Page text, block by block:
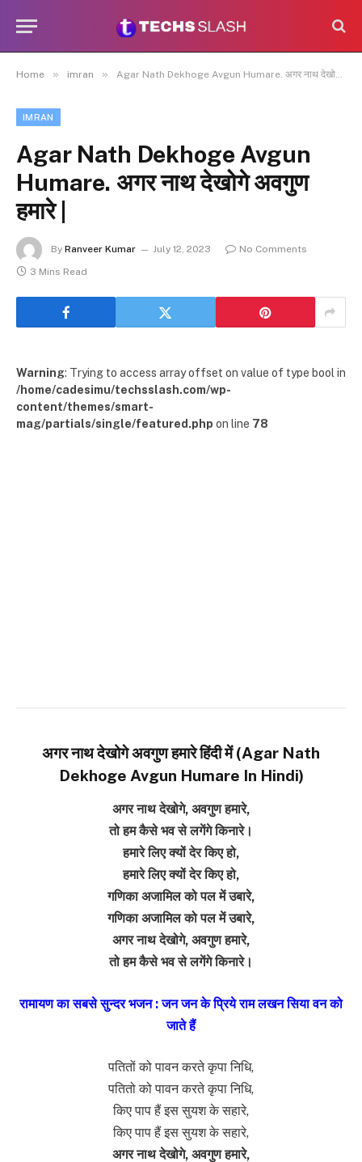
Home » imran » Agar Nath Dekhoge Avgun Humare. अगर नाथ देखोगे अवगुण हमारे |
IMRAN
Agar Nath Dekhoge Avgun
Humare. अगर नाथ देखोगे अवगुण
हमारे |
By Ranveer Kumar July 12, 2023
No Comments
3 Mins Read
Warning: Trying to access array offset on value of type bool in
/home/cadesimu/techsslash.com/wp-
content/themes/smart-
mag/partials/single/featured.php on line 78
अगर नाथ देखोगे अवगुण हमारे हिंदी में (Agar Nath
Dekhoge Avgun Humare In Hindi)
अगर नाथ देखोगे, अवगुण हमारे,
तो हम कैसे भव से लगेंगे किनारे।
हमारे लिए क्यों देर किए हो,
हमारे लिए क्यों देर किए हो,
गणिका अजामिल को पल में उबारे,
गणिका अजामिल को पल में उबारे,
अगर नाथ देखोगे, अवगुण हमारे,
तो हम कैसे भव से लगेंगे किनारे।
रामायण का सबसे सुन्दर भजन : जन जन के प्रिये राम लखन सिया वन को
जाते हैं
पतितों को पावन करते कृपा निधि,
पतितो को पावन करते कृपा निधि,
किए पाप हैं इस सुयश के सहारे,
किए पाप हैं इस सुयश के सहारे,
अगर नाथ देखोगे, अवगुण हमारे,